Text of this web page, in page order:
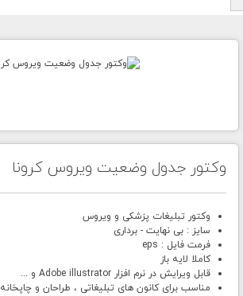
وکتور جدول وضعیت ویروس کرونا
وکتور تبلیغات پزشکی و ویروس
سایز : بی نهایت - برداری
فرمت فایل : eps
کاملا لایه باز
قابل ویرایش در نرم افزار Adobe illustrator و ...
مناسب برای کانون های تبلیغاتی ، طراحان و چاپخانه